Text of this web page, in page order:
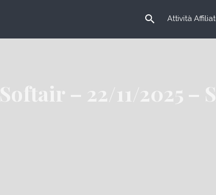
Attività
Softair – 22/11/2025 –